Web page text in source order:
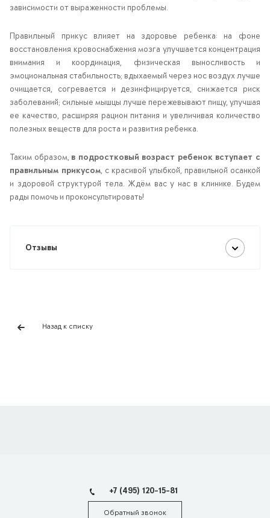
зависимости от выраженности проблемы.
Правильный прикус влияет на здоровье ребенка: на фоне
восстановления кровоснабжения мозга улучшается концентрация
внимания и координация, физическая выносливость и
эмоциональная стабильность; вдыхаемый через нос воздух лучше
очищается, согревается и дезинфицируется, снижается риск
заболеваний; сильные мышцы лучше пережевывают пищу, улучшая
ее качество, расширяя рацион питания и увеличивая количество
полезных веществ для роста и развития ребенка.
Таким образом, в подростковый возраст ребенок вступает с
правильным прикусом, с красивой улыбкой, правильной осанкой
и здоровой структурой тела. Ждём вас у нас в клинике. Будем
рады помочь и проконсультировать!
Отзывы
Назад к списку
+7 (495) 120-15-81
Обратный звонок